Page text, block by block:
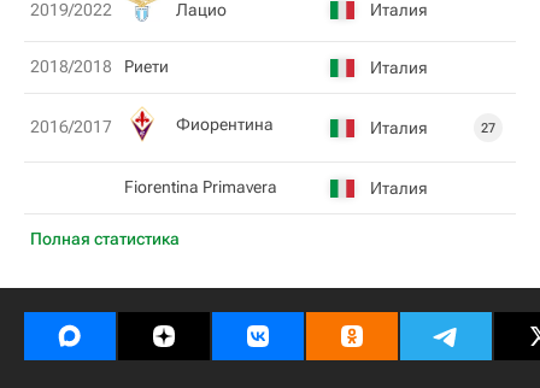
Полная статистика
2019/2022 Лацио Италия
2018/2018 Риети Италия
2016/2017 Фиорентина Италия 27
Fiorentina Primavera Италия